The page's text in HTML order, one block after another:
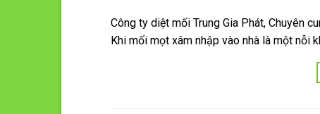
Công ty diệt mối Trung Gia Phát, Chuyên
Khi mối mọt xâm nhập vào nhà là một nỗi